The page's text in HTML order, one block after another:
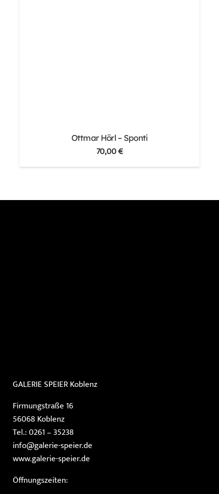
Ottmar Hörl – Sponti
70,00€
GALERIE SPEIERKoblenz
Firmungstraße 16
56068 Koblenz
Tel.: 0261 – 35238
info@galerie-speier.de
www.galerie-speier.de
Öffnungszeiten: